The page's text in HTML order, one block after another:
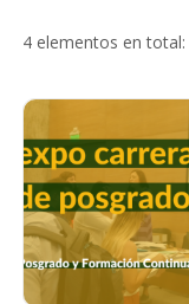
4 elementos en total: